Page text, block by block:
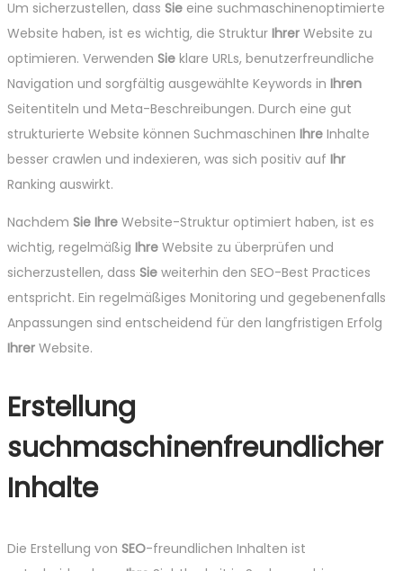
Um sicherzustellen, dass Sie eine suchmaschinenoptimierte
Website haben, ist es wichtig, die Struktur Ihrer Website zu
optimieren. Verwenden Sie klare URLs, benutzerfreundliche
Navigation und sorgfältig ausgewählte Keywords in Ihren
Seitentiteln und Meta-Beschreibungen. Durch eine gut
strukturierte Website können Suchmaschinen Ihre Inhalte
besser crawlen und indexieren, was sich positiv auf Ihr
Ranking auswirkt.
Nachdem Sie Ihre Website-Struktur optimiert haben, ist es
wichtig, regelmäßig Ihre Website zu überprüfen und
sicherzustellen, dass Sie weiterhin den SEO-Best Practices
entspricht. Ein regelmäßiges Monitoring und gegebenenfalls
Anpassungen sind entscheidend für den langfristigen Erfolg
Ihrer Website.
Erstellung
suchmaschinenfreundlicher
Inhalte
Die Erstellung von SEO-freundlichen Inhalten ist